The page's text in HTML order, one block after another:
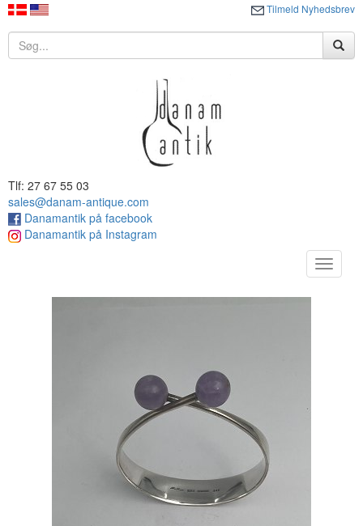
Tilmeld Nyhedsbrev
Tlf: 27 67 55 03
sales@danam-antique.com
Danamantik på facebook
Danamantik på Instagram
Toggle